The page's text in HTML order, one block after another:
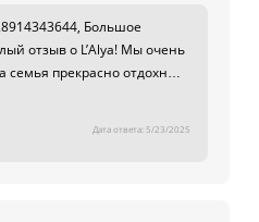
Большое
отзыв о L’Alya! Мы очень
прекрасно отдохнули
Особое спасибо за
Дата ответа: 5/23/2025